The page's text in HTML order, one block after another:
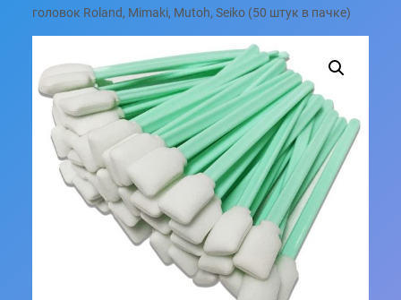
головок Roland, Mimaki, Mutoh, Seiko (50 штук в пачке)